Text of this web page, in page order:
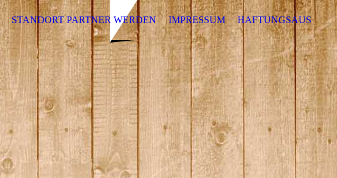
STANDORT PARTNER WERDEN IMPRESSUM